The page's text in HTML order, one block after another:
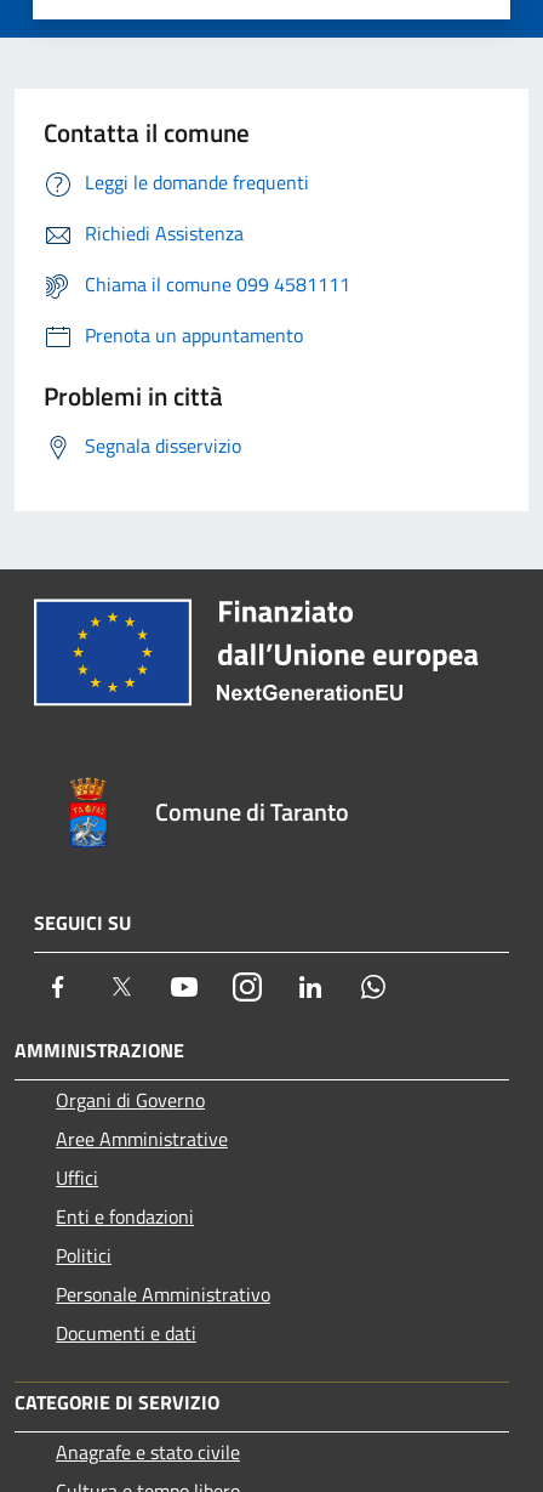
Contatta il comune
Leggi le domande frequenti
Richiedi Assistenza
Chiama il comune 099 4581111
Prenota un appuntamento
Problemi in città
Segnala disservizio
Comune di Taranto
SEGUICI SU
Facebook Twitter YoutubeInstagram LinkedIn
AMMINISTRAZIONE
Organi di Governo
Aree Amministrative
Uffici
Enti e fondazioni
Politici
Personale Amministrativo
Documenti e dati
CATEGORIE DI SERVIZIO
Anagrafe e stato civile